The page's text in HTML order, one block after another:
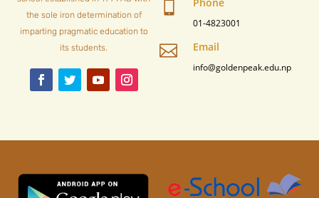
the sole iron determination of
imparting pragmatic education to
its students.

01-4823001
 Email
info@goldenpeak.edu.np